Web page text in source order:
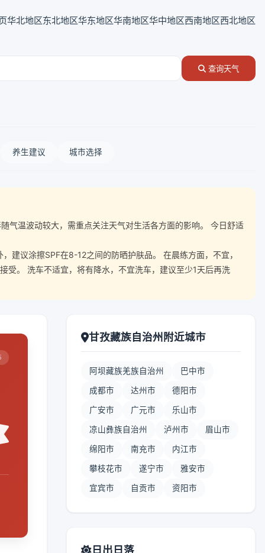
华北地区东北地区华东地区华南地区华中地区西南地区西北地区
查询天气
养生建议 城市选择
温波动较大，需重点关注天气对生活各方面的影响。 今日舒适
议涂擦SPF在8-12之间的防晒护肤品。 在晨练方面，不宜，
受。 洗车不适宜，将有降水，不宜洗车，建议至少1天后再洗
甘孜藏族自治州附近城市
阿坝藏族羌族自治州 巴中市
成都市 达州市 德阳市
广安市 广元市 乐山市
凉山彝族自治州 泸州市 眉山市
绵阳市 南充市 内江市
攀枝花市 遂宁市 雅安市
宜宾市 自贡市 资阳市
日出日落